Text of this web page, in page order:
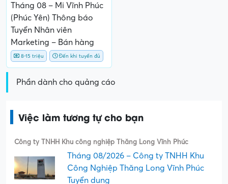
Tháng 08 – Mi Vĩnh Phúc
(Phúc Yên) Thông báo
Tuyển Nhân viên
Marketing – Bán hàng
8-15 triệu Đến khi tuyển đủ
Phần dành cho quảng cáo
Việc làm tương tự cho bạn
Công ty TNHH Khu công nghiệp Thăng Long Vĩnh Phúc
Tháng 08/2026 – Công ty TNHH Khu
Công Nghiệp Thăng Long Vĩnh Phúc
Tuyển dụng